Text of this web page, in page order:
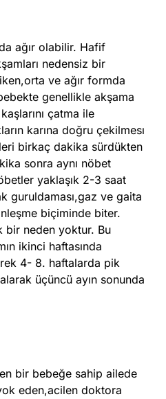
ağır olabilir. Hafif
nedensiz bir
ve ağır formda
genellikle akşama
çatma ile
karına doğru çekilmesı
birkaç dakika sürdükten
sonra aynı nöbet
yaklaşık 2-3 saat
guruldaması,gaz ve gaita
biçiminde biter.
bir neden yoktur. Bu
ikinci haftasında
4- 8. haftalarda pik
üçüncü ayın sonunda
bir bebeğe sahip ailede
eden,acilen doktora